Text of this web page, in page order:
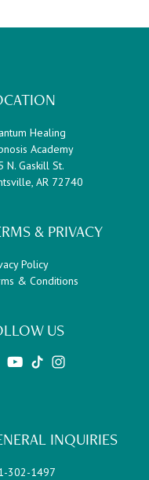
Healing
Academy
N. Gaskill St.
AR 72740
& PRIVACY
Policy
& Conditions
US
INQUIRIES
302-1497